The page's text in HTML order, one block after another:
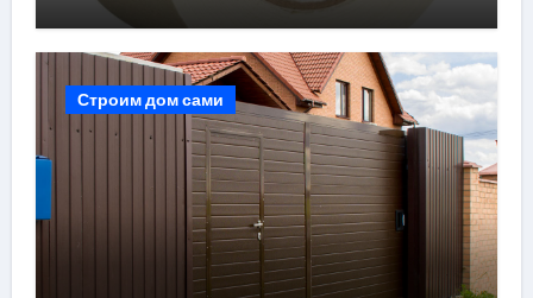
Строим дом сами